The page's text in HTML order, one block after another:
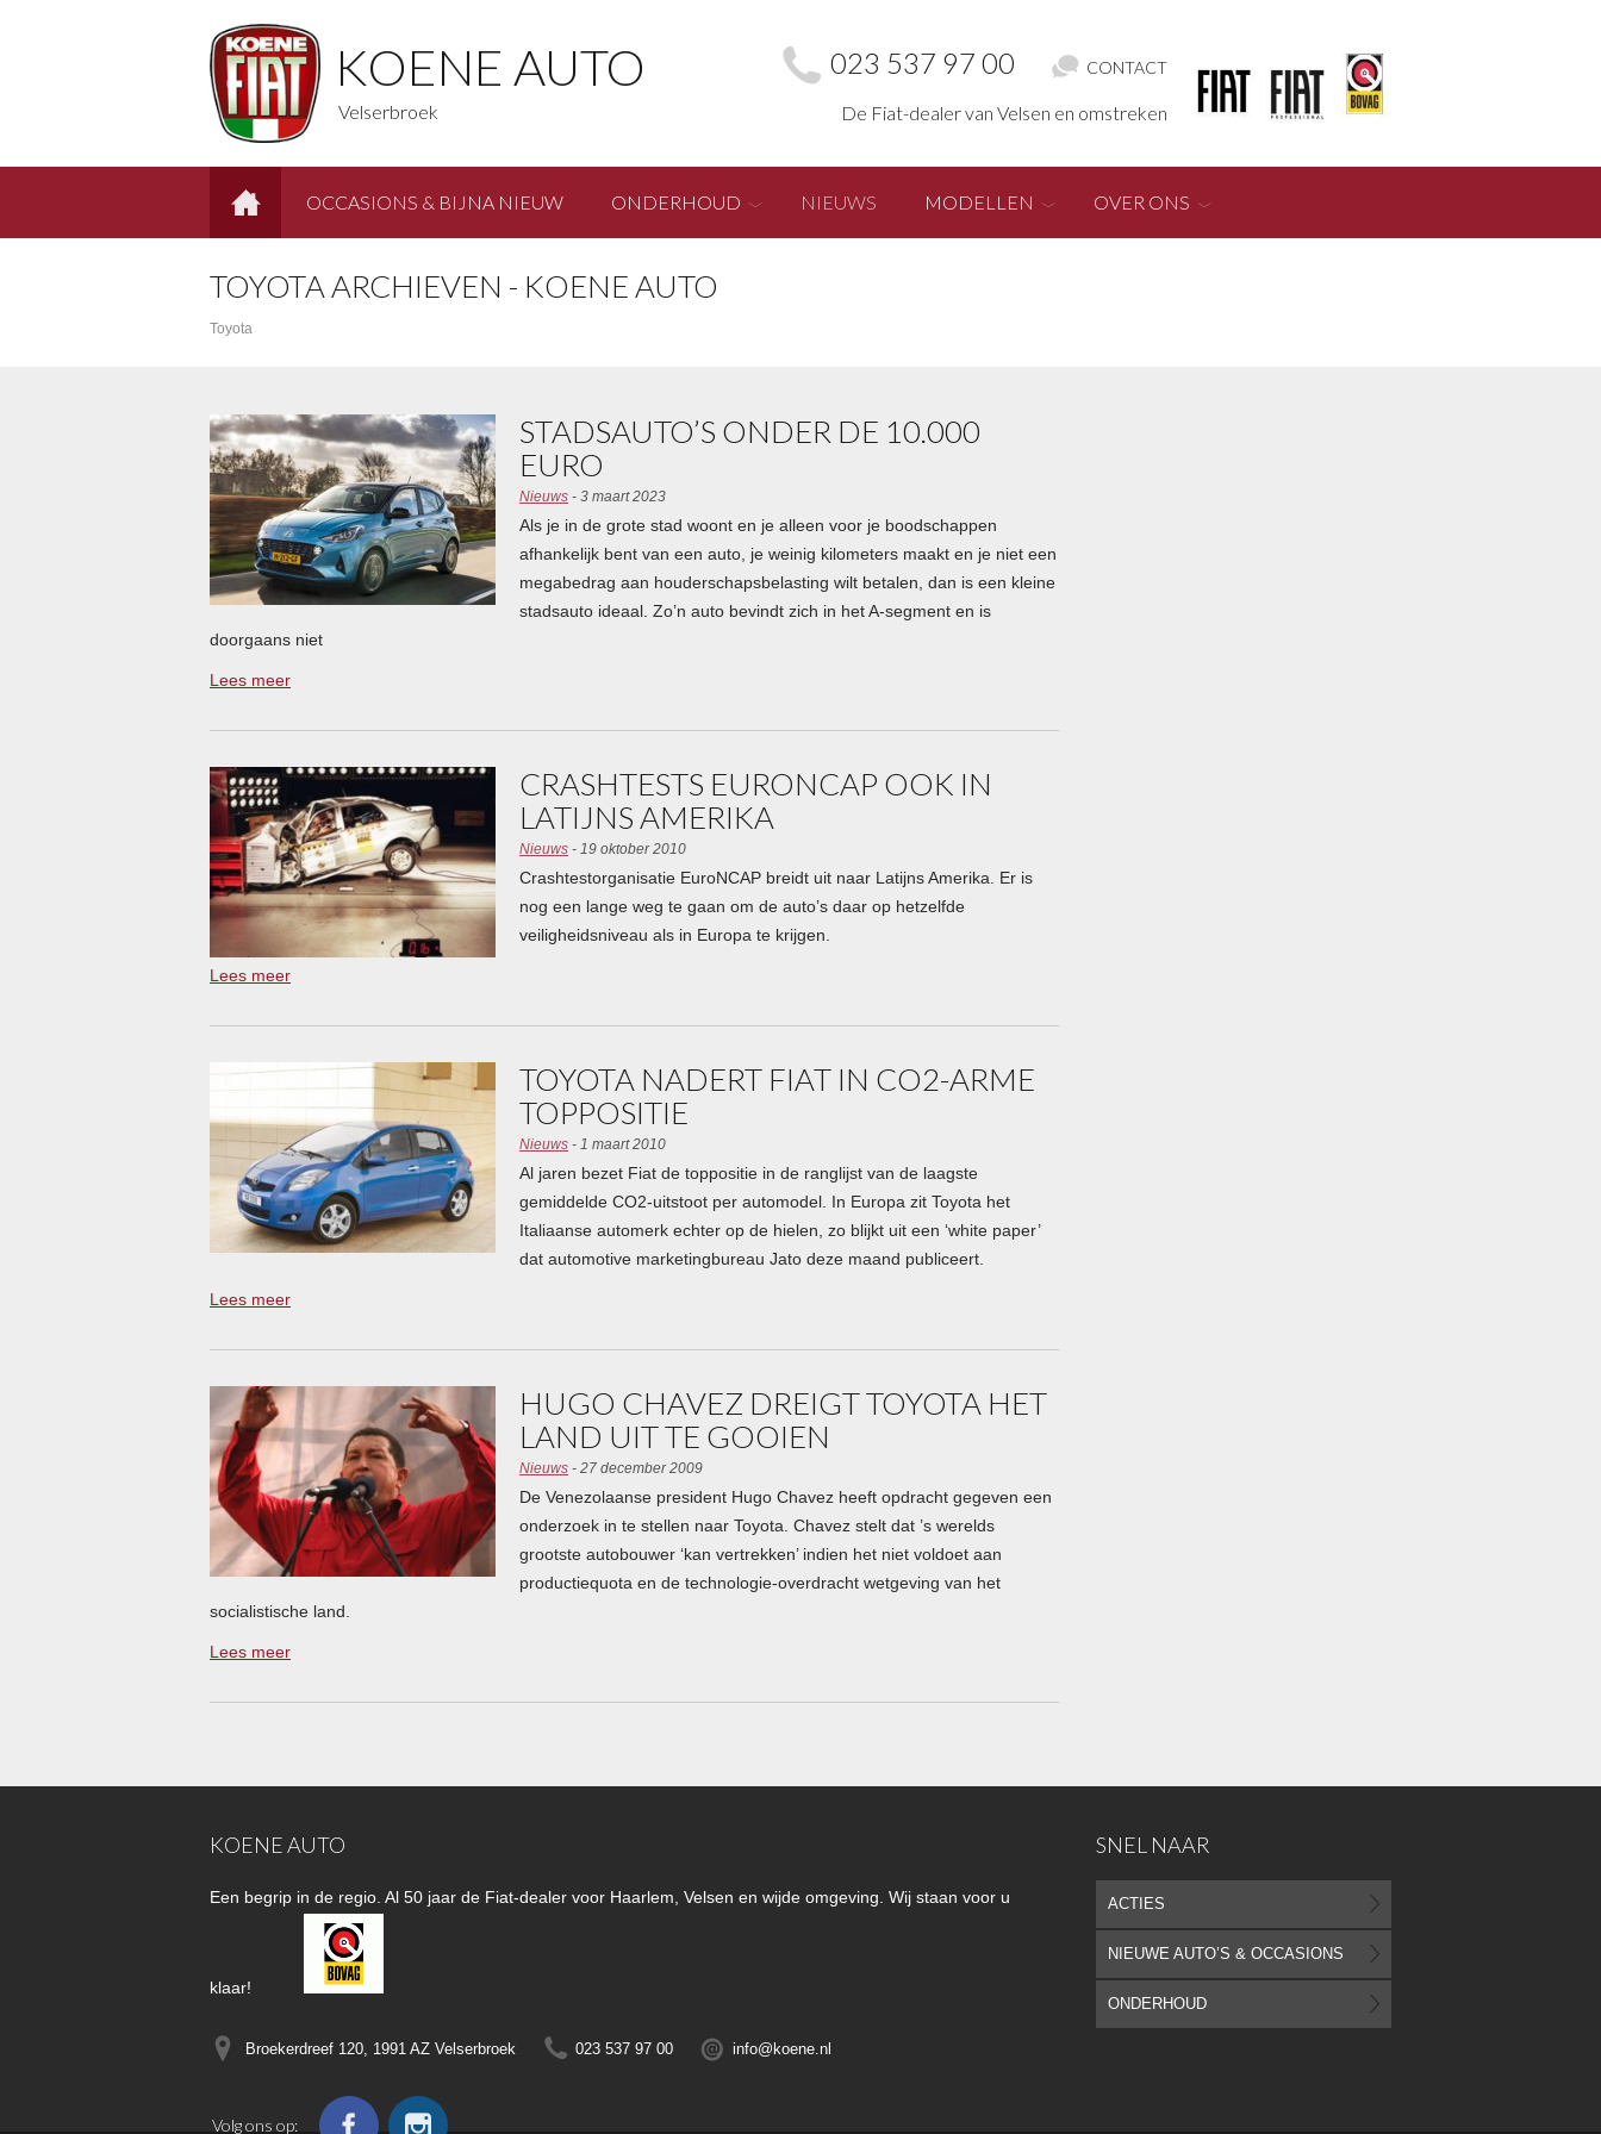
KOENE AUTO
Velserbroek
023 537 97 00 CONTACT
De Fiat-dealer van Velsen en omstreken
OCCASIONS & BIJNA NIEUW ONDERHOUD NIEUWS MODELLEN OVER ONS
TOYOTA ARCHIEVEN - KOENE AUTO
Toyota
STADSAUTO’S ONDER DE 10.000
EURO
Nieuws - 3 maart 2023
Als je in de grote stad woont en je alleen voor je boodschappen
afhankelijk bent van een auto, je weinig kilometers maakt en je niet een
megabedrag aan houderschapsbelasting wilt betalen, dan is een kleine
stadsauto ideaal. Zo’n auto bevindt zich in het A-segment en is
doorgaans niet
Lees meer
CRASHTESTS EURONCAP OOK IN
LATIJNS AMERIKA
Nieuws - 19 oktober 2010
Crashtestorganisatie EuroNCAP breidt uit naar Latijns Amerika. Er is
nog een lange weg te gaan om de auto’s daar op hetzelfde
veiligheidsniveau als in Europa te krijgen.
Lees meer
TOYOTA NADERT FIAT IN CO2-ARME
TOPPOSITIE
Nieuws - 1 maart 2010
Al jaren bezet Fiat de toppositie in de ranglijst van de laagste
gemiddelde CO2-uitstoot per automodel. In Europa zit Toyota het
Italiaanse automerk echter op de hielen, zo blijkt uit een ‘white paper’
dat automotive marketingbureau Jato deze maand publiceert.
Lees meer
HUGO CHAVEZ DREIGT TOYOTA HET
LAND UIT TE GOOIEN
Nieuws - 27 december 2009
De Venezolaanse president Hugo Chavez heeft opdracht gegeven een
onderzoek in te stellen naar Toyota. Chavez stelt dat ’s werelds
grootste autobouwer ‘kan vertrekken’ indien het niet voldoet aan
productiequota en de technologie-overdracht wetgeving van het
socialistische land.
Lees meer
KOENE AUTO
Een begrip in de regio. Al 50 jaar de Fiat-dealer voor Haarlem, Velsen en wijde omgeving. Wij staan voor u
klaar!
Broekerdreef 120, 1991 AZ Velserbroek 023 537 97 00 info@koene.nl
Volg ons op:
SNEL NAAR
ACTIES
NIEUWE AUTO’S & OCCASIONS
ONDERHOUD